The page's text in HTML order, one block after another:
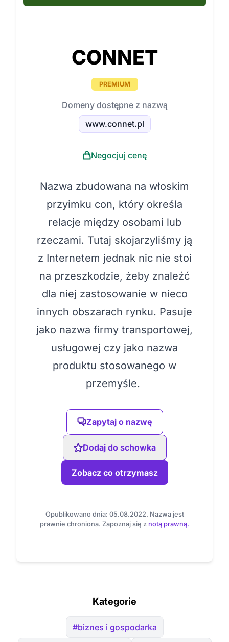
CONNET
PREMIUM
Domeny dostępne z nazwą
www.connet.pl
Negocjuj cenę
Nazwa zbudowana na włoskim
przyimku con, który określa
relacje między osobami lub
rzeczami. Tutaj skojarzyliśmy ją
z Internetem jednak nic nie stoi
na przeszkodzie, żeby znaleźć
dla niej zastosowanie w nieco
innych obszarach rynku. Pasuje
jako nazwa firmy transportowej,
usługowej czy jako nazwa
produktu stosowanego w
przemyśle.
Zapytaj o nazwę
Dodaj do schowka
Zobacz co otrzymasz
Opublikowano dnia: 05.08.2022. Nazwa jest
prawnie chroniona. Zapoznaj się z notą prawną.
Kategorie
#biznes i gospodarka